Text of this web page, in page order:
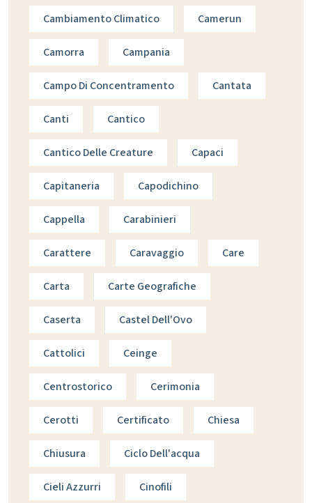
Cambiamento Climatico Camerun
Camorra Campania
Campo Di Concentramento Cantata
Canti Cantico
Cantico Delle Creature Capaci
Capitaneria Capodichino
Cappella Carabinieri
Carattere Caravaggio Care
Carta Carte Geografiche
Caserta Castel Dell'Ovo
Cattolici Ceinge
Centrostorico Cerimonia
Cerotti Certificato Chiesa
Chiusura Ciclo Dell'acqua
Cieli Azzurri Cinofili